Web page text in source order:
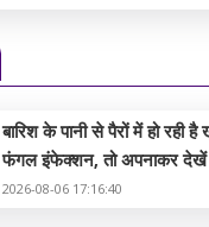
बारिश के पानी से पैरों में हो रही
फंगल इंफेक्शन, तो अपनाकर देखें
2026-08-06 17:16:40